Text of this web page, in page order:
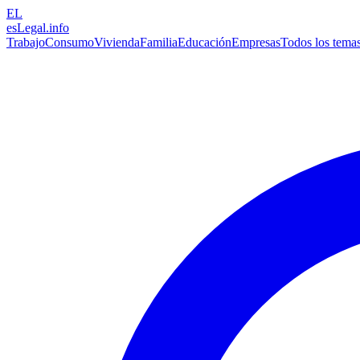
EL
esLegal.info
TrabajoConsumoViviendaFamiliaEducaciónEmpresasTodos los